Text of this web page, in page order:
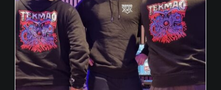
Les
options
peuvent
être
choisies
sur
la